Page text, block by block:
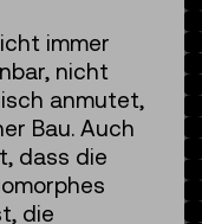
immer
nicht
anmutet,
Bau. Auch
dass die
die